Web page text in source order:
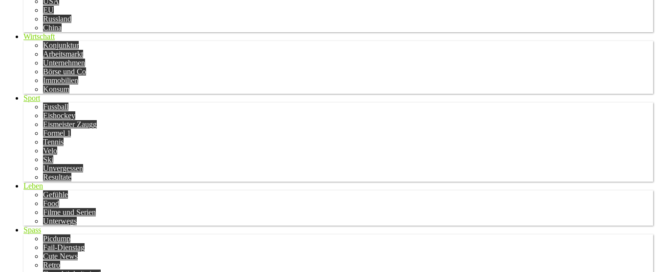
EU
Russland
China
Wirtschaft
Konjunktur
Arbeitsmarkt
Unternehmen
Börse und Co
Immobilien
Konsum
Sport
Fussball
Eishockey
Eismeister Zaugg
Formel 1
Tennis
Velo
Ski
Unvergessen
Resultate
Leben
Gefühle
Food
Filme und Serien
Unterwegs
Spass
Picdump
Fail-Dienstag
Cute News
Retro